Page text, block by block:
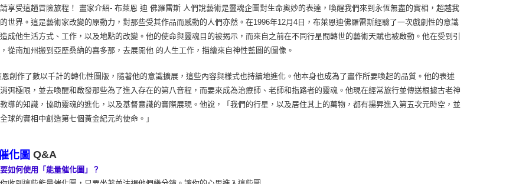
享受這趟冒險旅程！ 畫家介紹- 布萊恩 迪 佛羅雷斯 人們說藝術是靈魂企圖對生命奧妙的表達，喚醒我們來到永恆無盡的實相，超越我
世界。這是藝術家改變的原動力，對那些受其作品而感動的人們亦然。在1996年12月4日，布萊恩迪佛羅雷斯經驗了一次戲劇性的意識
成他生活方式、工作，以及地點的改變。他的使命與靈魂目的被揭示，而來自之前在不同行星間轉世的藝術天賦也被啟動。他在受到引
從南加州搬到亞歷桑納的喜多那，去展開他 的人生工作，描繪來自神性藍圖的圖像。
作了數以千計的轉化性圖版，隨著他的意識擴展，這些內容與樣式也持續地進化。他本身也成為了畫作所要喚起的品質。他的表述
弭極限，並去喚醒和啟發那些為了進入存在的第八音程，而要來成為治療師、老師和指路者的靈魂。他現在經常旅行並傳送根據古老神
導的知識，協助靈魂的進化，以及基督意識的實際展現。他說，「我們的行星，以及居住其上的萬物，都有揚昇進入第五次元時空，並
球的實相中創造第七個黃金紀元的使命。」
化圖 Q&A
如何使用「能量催化圖」？